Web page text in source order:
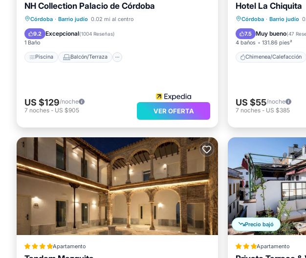
NH Collection Palacio de Córdoba
Córdoba · Barrio judío 0.02 mi al centro
9.2 Excepcional(1004 Reseñas)
1 Baño
Piscina Balcón/Terraza
Piscina Balcón/Terraza
Cocina
US $129/noche
7 noches - US $905 VER OFERTA
Hotel La Chiquita
Córdoba · Barrio judío
7.5 Muy bueno(47
4 baños 131.86 pies²
Chimenea/Calefacción
Chimenea/
Aire
Deportes/
US $55/noche
7 noches - US $385
Apartamento
Precio bajó
Apartamento